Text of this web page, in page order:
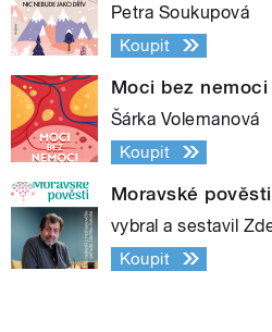
Petra Soukupová
Koupit
Moci bez nemoci
Šárka Volemanová
Koupit
Moravské pověsti
vybral a sestavil
Koupit